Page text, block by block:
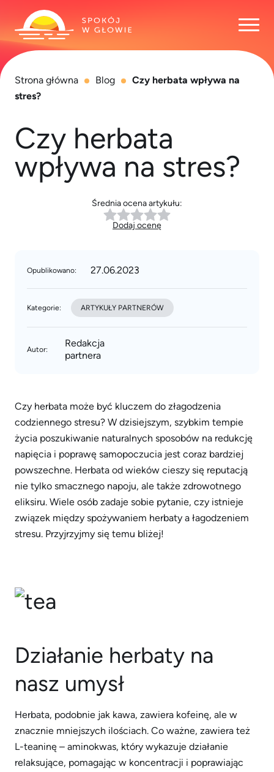
Strona główna Blog
Czy herbata wpływa na
stres?
Czy herbata
wpływa na stres?
Średnia ocena artykułu:
Dodaj ocenę
Autor:
Redakcja
partnera
Opublikowano: 27.06.2023
Kategorie: ARTYKUŁY PARTNERÓW
Czy herbata może być kluczem do złagodzenia
codziennego stresu? W dzisiejszym, szybkim tempie
życia poszukiwanie naturalnych sposobów na redukcję
napięcia i poprawę samopoczucia jest coraz bardziej
powszechne. Herbata od wieków cieszy się reputacją
nie tylko smacznego napoju, ale także zdrowotnego
eliksiru. Wiele osób zadaje sobie pytanie, czy istnieje
związek między spożywaniem herbaty a łagodzeniem
stresu. Przyjrzyjmy się temu bliżej!
Działanie herbaty na
nasz umysł
Herbata, podobnie jak kawa, zawiera kofeinę, ale w
znacznie mniejszych ilościach. Co ważne, zawiera też
L-teaninę – aminokwas, który wykazuje działanie
relaksujące, pomagając w koncentracji i poprawiając